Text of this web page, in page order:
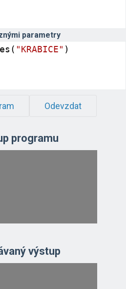
parametry
( "KRABICE" )
Odevzdat
programu
výstup